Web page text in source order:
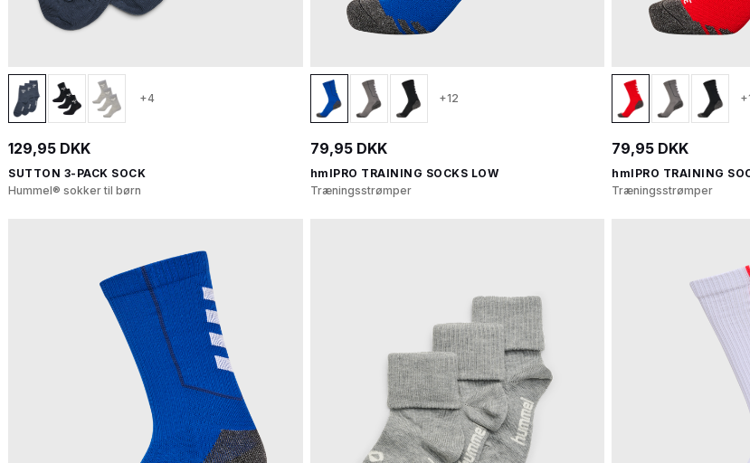
+4
129,95 DKK
SUTTON 3-PACK SOCK
Hummel® sokker til børn
+12
79,95 DKK
hmlPRO TRAINING SOCKS LOW
Træningsstrømper
79,95 DKK
hmlPRO TRAINING
Træningsstrømper